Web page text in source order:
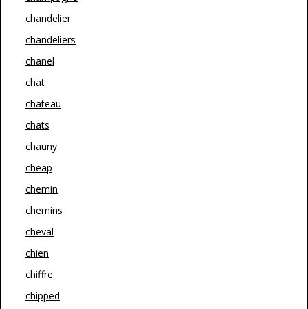
chandelier
chandeliers
chanel
chat
chateau
chats
chauny
cheap
chemin
chemins
cheval
chien
chiffre
chipped